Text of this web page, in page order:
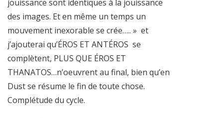
jouissance sont identiques à la jouissance
des images. Et en même un temps un
mouvement inexorable se crée….. » et
j’ajouterai qu’ÉROS ET ANTÉROS se
complètent, PLUS QUE ÉROS ET
THANATOS…n’oeuvrent au final, bien qu’en
Dust se résume le fin de toute chose.
Complétude du cycle.